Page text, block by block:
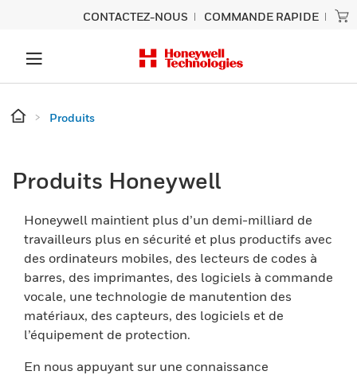
CONTACTEZ-NOUS COMMANDE RAPIDE
Produits
Produits Honeywell
Honeywell maintient plus d’un demi-milliard de
travailleurs plus en sécurité et plus productifs avec
des ordinateurs mobiles, des lecteurs de codes à
barres, des imprimantes, des logiciels à commande
vocale, une technologie de manutention des
matériaux, des capteurs, des logiciels et de
l’équipement de protection.
En nous appuyant sur une connaissance